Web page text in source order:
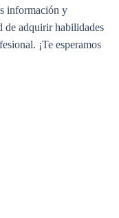
información y
de adquirir habilidades
¡Te esperamos